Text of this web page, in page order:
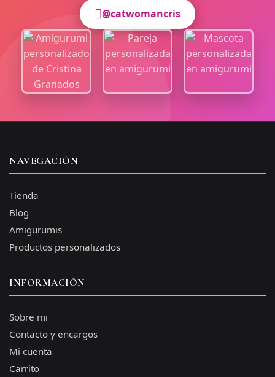
@catwomancris
NAVEGACIÓN
Tienda
Blog
Amigurumis
Productos personalizados
INFORMACIÓN
Sobre mi
Contacto y encargos
Mi cuenta
Carrito